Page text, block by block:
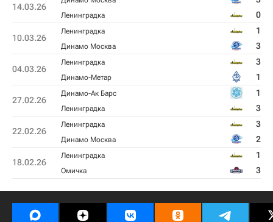
14.03.26
Ленинградка 0
10.03.26
Ленинградка 1
Динамо Москва 3
04.03.26
Ленинградка 3
Динамо-Метар 1
27.02.26
Динамо-Ак Барс 1
Ленинградка 3
22.02.26
Ленинградка 3
Динамо Москва 2
18.02.26
Ленинградка 1
Омичка 3